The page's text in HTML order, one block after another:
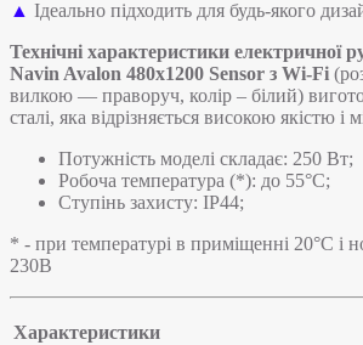
▲ Ідеально підходить для будь-якого
Технічні характеристики електричної
Navin Avalon 480х1200 Sensor з Wi-Fi
вилкою — праворуч, колір – білий)
сталі, яка відрізняється високою якістю і
Потужність моделі складає: 250 Вт;
Робоча температура (*): до 55°C;
Ступінь захисту: IP44;
* - при температурі в приміщенні 20°С і
230В
Характеристики